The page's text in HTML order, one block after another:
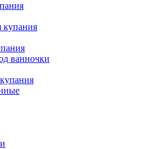
купания
ванночки